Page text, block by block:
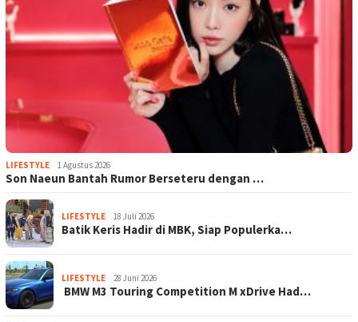
LIFESTYLE 1 Agustus 2026
Son Naeun Bantah Rumor Berseteru dengan …
LIFESTYLE 18 Juli 2026
Batik Keris Hadir di MBK, Siap Populerka…
LIFESTYLE 28 Juni 2026
BMW M3 Touring Competition M xDrive Had…